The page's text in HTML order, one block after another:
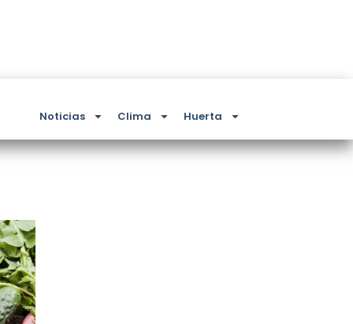
Noticias Clima Huerta